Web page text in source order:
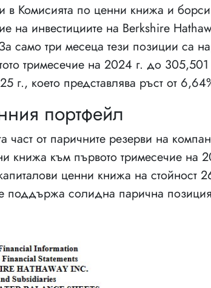
в Комисията по ценни книжа и
на инвестициите на Berkshire
само три месеца тези позиции са
тримесечие на 2024 г. до
г., което представлява ръст от
портфейл
от паричните резерви на
книжа към първото тримесечие на
ценни книжа на стойност
поддържа солидна парична